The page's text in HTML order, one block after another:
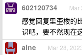
602120734 Mar
感觉回复里歪楼的
识吧，要不然现在
alne Mar 28,